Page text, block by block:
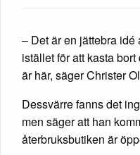
– Det är en jättebra
istället för att kasta
är här, säger Christer
Dessvärre fanns det
men säger att han
återbruksbutiken är